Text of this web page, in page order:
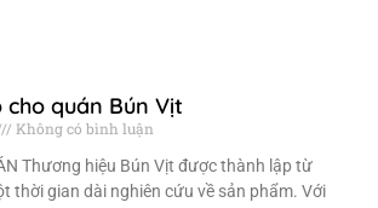
quán Bún Vịt
Không có bình luận
Thương hiệu Bún Vịt được thành lập từ
thời gian dài nghiên cứu về sản phẩm. Với